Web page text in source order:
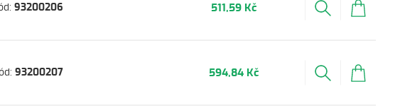
93200206 511,59 Kč
93200207 594,84 Kč